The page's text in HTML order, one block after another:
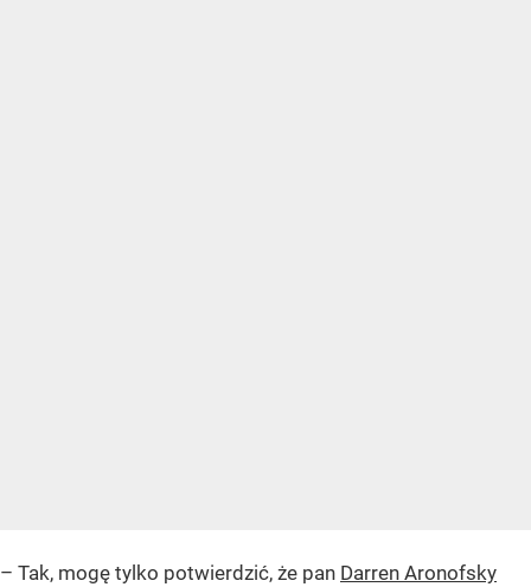
– Tak, mogę tylko potwierdzić, że pan Darren Aronofsky